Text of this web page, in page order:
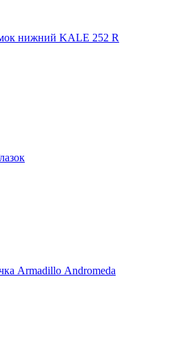
нижний KALE 252 R
Armadillo Аndromeda